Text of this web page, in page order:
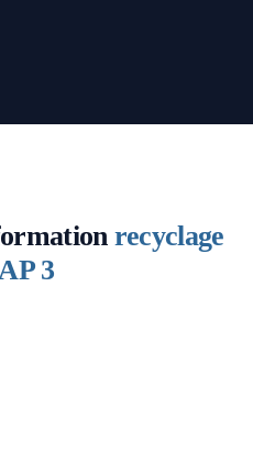
recyclage
3